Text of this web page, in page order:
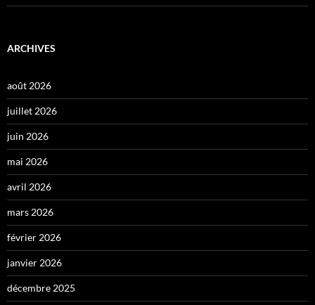
ARCHIVES
août 2026
juillet 2026
juin 2026
mai 2026
avril 2026
mars 2026
février 2026
janvier 2026
décembre 2025